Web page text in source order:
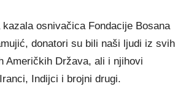
osnivačica Fondacije Bosana
donatori su bili naši ljudi iz svih
Američkih Država, ali i njihovi
Indijci i brojni drugi.